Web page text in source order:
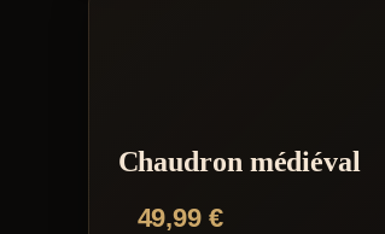
Chaudron médiéval
49,99 €